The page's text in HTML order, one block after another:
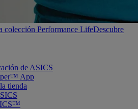
colección Performance LifeDescubre
de ASICS
App
tienda